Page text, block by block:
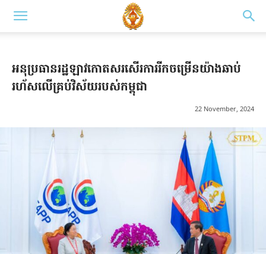
អនុប្រធានរដ្ឋឡាវកោតសរសើរការរីកចម្រើនយ៉ាងឆាប់
រហ័សលើគ្រប់វិស័យរបស់កម្ពុជា
22 November, 2024